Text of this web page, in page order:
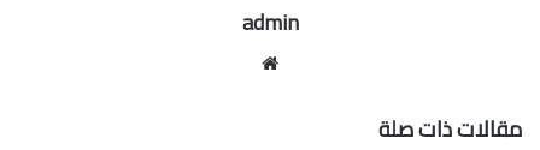
admin
مقالات ذات صلة